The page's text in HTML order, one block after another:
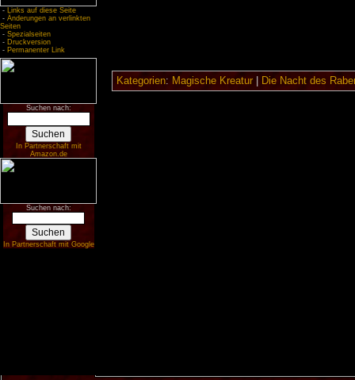
- Links auf diese Seite
- Änderungen an verlinkten
Seiten
- Spezialseiten
- Druckversion
- Permanenter Link
Suchen nach:
In Partnerschaft mit
Amazon.de
Suchen nach:
In Partnerschaft mit Google
Kategorien: Magische Kreatur| Die Nacht des